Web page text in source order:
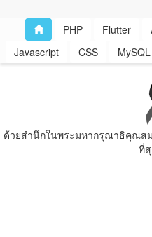
PHP Flutter
Javascript
CSS MySQL
ด้วยสํานึกในพระมหากรุณาธิคุณส
ที่